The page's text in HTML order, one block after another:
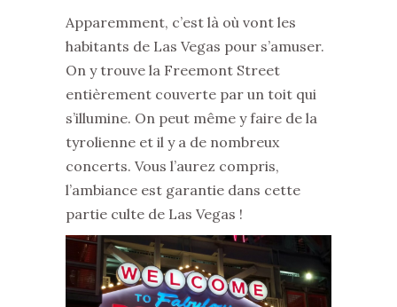
Apparemment, c’est là où vont les
habitants de Las Vegas pour s’amuser.
On y trouve la Freemont Street
entièrement couverte par un toit qui
s’illumine. On peut même y faire de la
tyrolienne et il y a de nombreux
concerts. Vous l’aurez compris,
l’ambiance est garantie dans cette
partie culte de Las Vegas !